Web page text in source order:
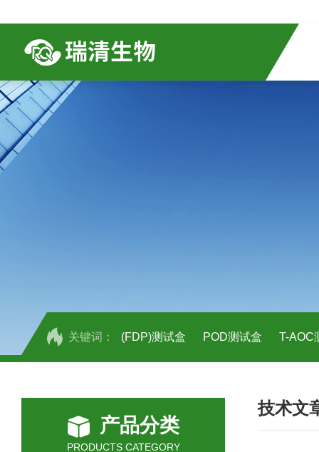
关键词： (FDP)测试盒 POD测试盒 T-AOC
人全式钴氨素2(HTSB2)elisa试剂盒现
人鞘脂(SPH)elisa试剂盒现货速发
产品分类
PRODUCTS CATEGORY
技术文